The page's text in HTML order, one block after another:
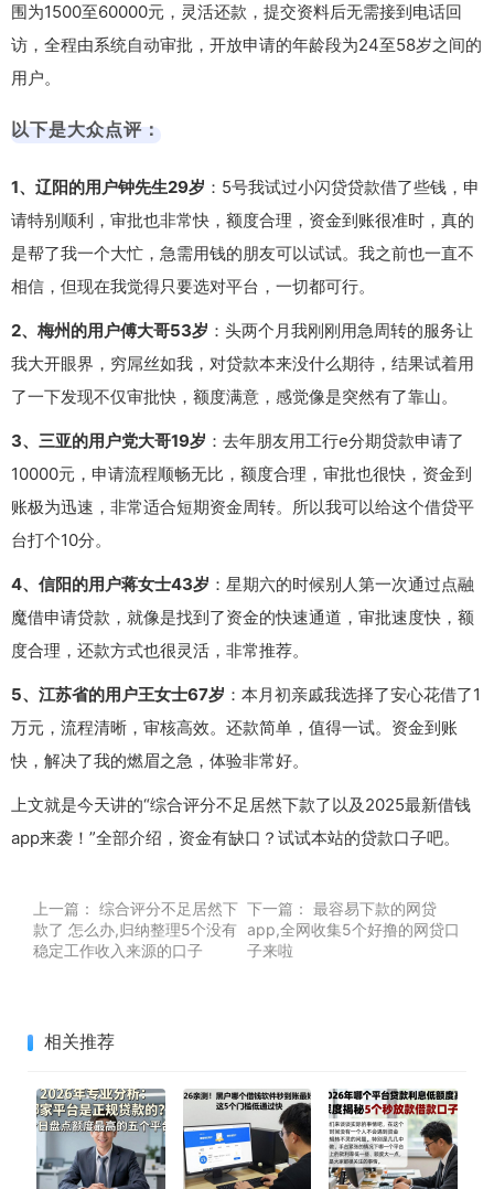
围为1500至60000元，灵活还款，提交资料后无需接到电话回
访，全程由系统自动审批，开放申请的年龄段为24至58岁之间的
用户。
以下是大众点评：
1、辽阳的用户钟先生29岁 ：5号我试过小闪贷贷款借了些钱，申
请特别顺利，审批也非常快，额度合理，资金到账很准时，真的
是帮了我一个大忙，急需用钱的朋友可以试试。我之前也一直不
相信，但现在我觉得只要选对平台，一切都可行。
2、梅州的用户傅大哥53岁 ：头两个月我刚刚用急周转的服务让
我大开眼界，穷屌丝如我，对贷款本来没什么期待，结果试着用
了一下发现不仅审批快，额度满意，感觉像是突然有了靠山。
3、三亚的用户党大哥19岁 ：去年朋友用工行e分期贷款申请了
10000元，申请流程顺畅无比，额度合理，审批也很快，资金到
账极为迅速，非常适合短期资金周转。所以我可以给这个借贷平
台打个10分。
4、信阳的用户蒋女士43岁 ：星期六的时候别人第一次通过点融
魔借申请贷款，就像是找到了资金的快速通道，审批速度快，额
度合理，还款方式也很灵活，非常推荐。
5、江苏省的用户王女士67岁 ：本月初亲戚我选择了安心花借了1
万元，流程清晰，审核高效。还款简单，值得一试。资金到账
快，解决了我的燃眉之急，体验非常好。
上文就是今天讲的“综合评分不足居然下款了以及2025最新借钱
app来袭！”全部介绍，资金有缺口？试试本站的贷款口子吧。
上一篇： 综合评分不足居然下
款了 怎么办,归纳整理5个没有
稳定工作收入来源的口子
下一篇： 最容易下款的网贷
app,全网收集5个好撸的网贷口
子来啦
相关推荐